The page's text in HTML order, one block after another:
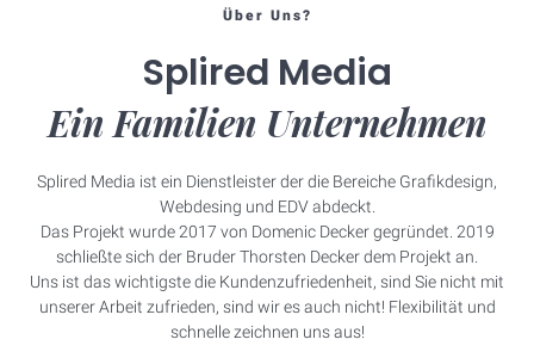
Über Uns?
Splired Media
Ein Familien Unternehmen
Splired Media ist ein Dienstleister der die Bereiche Grafikdesign,
Webdesing und EDV abdeckt.
Das Projekt wurde 2017 von Domenic Decker gegründet. 2019
schließte sich der Bruder Thorsten Decker dem Projekt an.
Uns ist das wichtigste die Kundenzufriedenheit, sind Sie nicht mit
unserer Arbeit zufrieden, sind wir es auch nicht! Flexibilität und
schnelle zeichnen uns aus!